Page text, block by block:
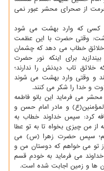
از صحرای محشر عبور نمی
کسی که وارد بهشت می شود
وقتی حضرت با این عظمت
خلائق خطاب می دهد که چشمان
برای اینکه نور حضرت
تاب دیدنش را ندارند؛
و وقتی وارد بهشت می شوند
می فرماید این بانو فاطمه
و مادر امام حسن و
کرد: سپس خداوند خطاب به
من چیزی بخواه تا به تو عطا
سپس حضرت زهرا (س) می
تو می خواهم که دوستان من و
می فرماید به خودم قسم
ها و زمین اجابت شده است.